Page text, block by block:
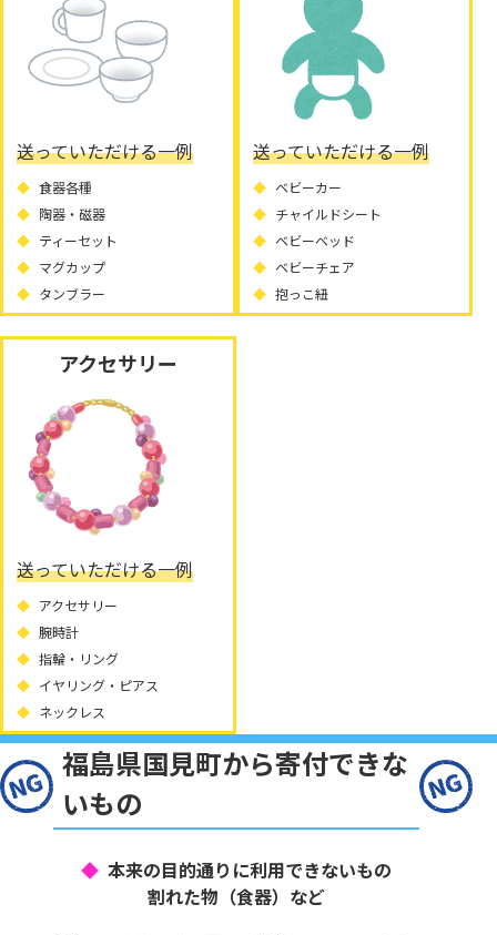
送っていただける一例
食器各種
陶器・磁器
ティーセット
マグカップ
タンブラー
送っていただける一例
ベビーカー
チャイルドシート
ベビーベッド
ベビーチェア
抱っこ紐
アクセサリー
送っていただける一例
アクセサリー
腕時計
指輪・リング
イヤリング・ピアス
ネックレス
福島県国見町から寄付できな
いもの
本来の目的通りに利用できないもの
割れた物（食器）など